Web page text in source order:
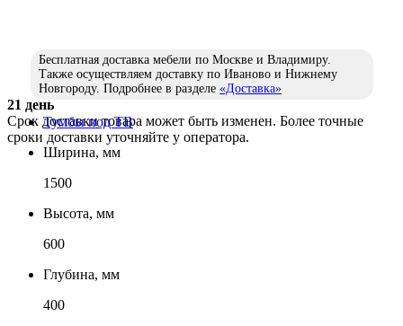
21 день
Срок доставки товара может быть изменен. Более точные
сроки доставки уточняйте у оператора.
Бесплатная доставка мебели по Москве и Владимиру.
Также осуществляем доставку по Иваново и Нижнему
Новгороду. Подробнее в разделе«Доставка»
Тумбы под ТВ
Ширина, мм
1500
Высота, мм
600
Глубина, мм
400